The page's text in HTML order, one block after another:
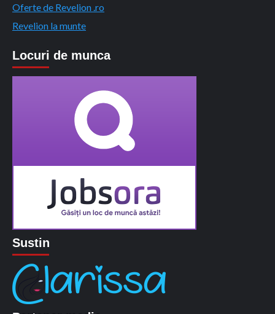
Oferte de Revelion .ro
Revelion la munte
Locuri de munca
Sustin